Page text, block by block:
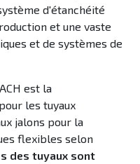
d'étanchéité
et une vaste
et de systèmes de
est la
les tuyaux
jalons pour la
flexibles selon
des tuyaux sont